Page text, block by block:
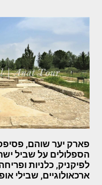
פארק יער שוהם,
לפיקניק, כלניות
ארכאולוגיים, שבילי